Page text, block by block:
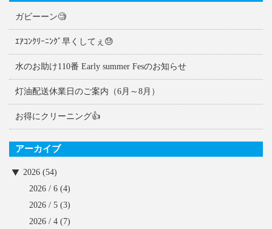
ガビーーン🧐
ｴｱｺﾝｸﾘｰﾆﾝｸﾞ早くしてぇ😓
水のお助け110番 Early summer Fesのお知らせ
灯油配送休業日のご案内（6月～8月）
お得にクリーニング👍
アーカイブ
2026 (54)
2026 / 6 (4)
2026 / 5 (3)
2026 / 4 (7)